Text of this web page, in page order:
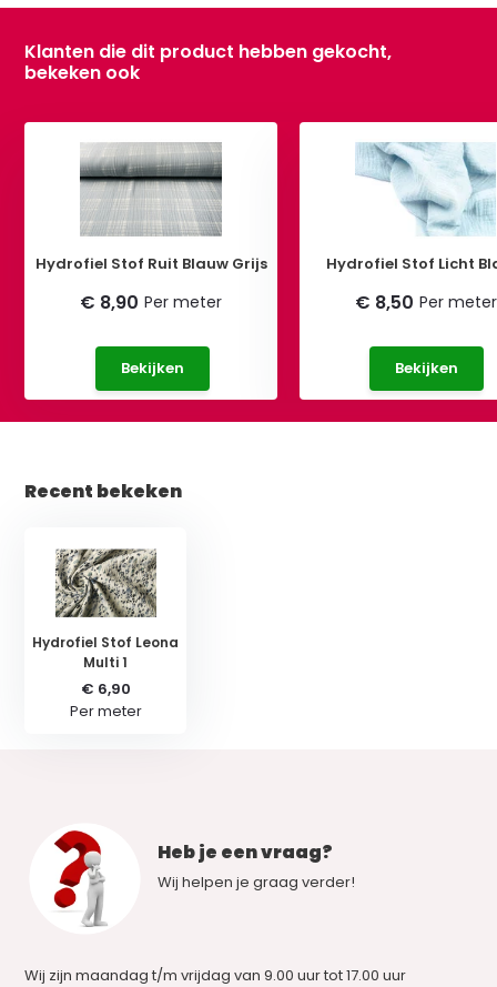
Klanten die dit product hebben gekocht,
bekeken ook
Hydrofiel Stof Ruit Blauw Grijs
€ 8,90 Per meter
Bekijken
Hydrofiel Stof Licht
€ 8,50 Per meter
Bekijken
Recent bekeken
Hydrofiel Stof Leona
Multi 1
€ 6,90
Per meter
Heb je een vraag?
Wij helpen je graag verder!
Wij zijn maandag t/m vrijdag van 9.00 uur tot 17.00 uur